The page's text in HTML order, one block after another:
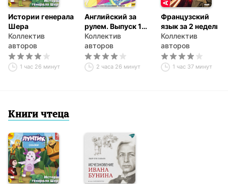
Истории генерала
Шера
Коллектив
авторов
1 час 26 минут
Английский за
рулем. Выпуск 1
(Beginner)
Коллектив
авторов
2 часа 26 минут
Французский
язык за 2 недели
Коллектив
авторов
1 час 37 минут
Книги чтеца